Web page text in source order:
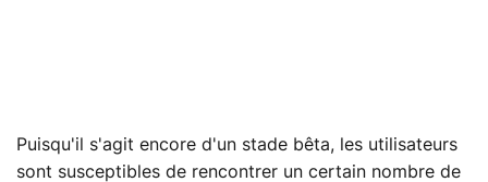
Puisqu'il s'agit encore d'un stade bêta, les utilisateurs
sont susceptibles de rencontrer un certain nombre de